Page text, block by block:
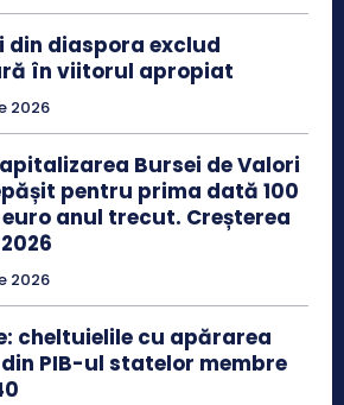
din diaspora exclud
în viitorul apropiat
2026
Bursei de Valori
pentru prima dată 100
anul trecut. Creșterea
2026
cheltuielile cu apărarea
PIB-ul statelor membre